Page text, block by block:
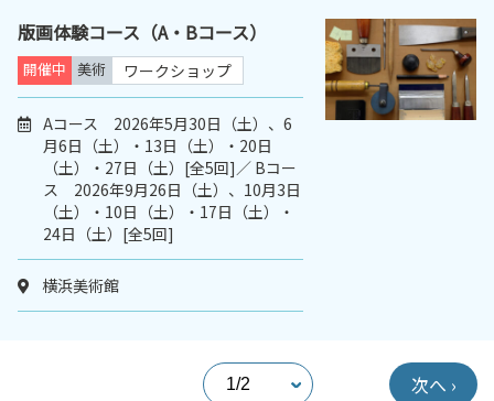
版画体験コース（A・Bコース）
開催中 美術 ワークショップ
Aコース 2026年5月30日（土）、6
月6日（土）・13日（土）・20日
（土）・27日（土）[全5回]／ Bコー
ス 2026年9月26日（土）、10月3日
（土）・10日（土）・17日（土）・
24日（土）[全5回]
横浜美術館
次へ ›